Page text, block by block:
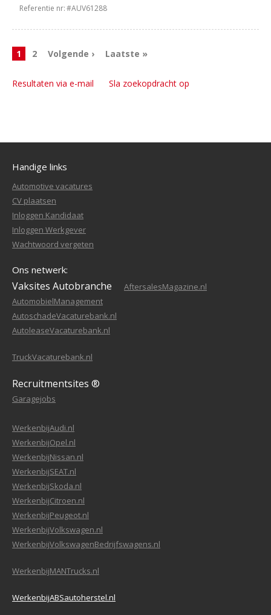
Referentie nr:#AUV61288
1 2 Volgende › Laatste »
Resultaten via e-mail Sla zoekopdracht op
Handige links
Automotive vacatures
CV plaatsen
Inloggen Kandidaat
Inloggen Werkgever
Wachtwoord vergeten
Ons netwerk:
Vaksites Autobranche
AftersalesMagazine.nl
AutomobielManagement
AutoschadeVacaturebank.nl
AutoleaseVacaturebank.nl
TruckVacaturebank.nl
Recruitmentsites ®
Garagejobs
WerkenbijAudi.nl
WerkenbijOpel.nl
WerkenbijNissan.nl
WerkenbijSEAT.nl
WerkenbijSkoda.nl
WerkenbijCitroen.nl
WerkenbijPeugeot.nl
WerkenbijVolkswagen.nl
WerkenbijVolkswagenBedrijfswagens.nl
WerkenbijMANTrucks.nl
WerkenbijABSautoherstel.nl